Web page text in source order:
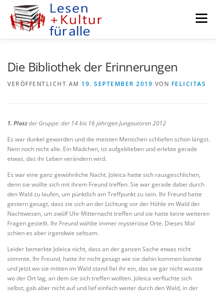
Inhalt
springen
Menü
Die Bibliothek der Erinnerungen
VERÖFFENTLICHT AM 19. SEPTEMBER 2019 VON FELICITAS
1. Platzder Gruppe: der 14 bis 16 jährigen Jungautoren 2012
Es war dunkel geworden und die meisten Menschen schliefen schon längst.
Nein noch nicht alle. Ein Mädchen, ist aufgeblieben und erlebte gerade
etwas, das ihr Leben verändern wird.
Es war eine ganz gewöhnliche Nacht. Joleica hatte sich rausgeschlichen,
denn sie wollte sich mit ihrem Freund treffen. Sie war gerade dabei durch
den Wald zu laufen, um pünktlich am Treffpunkt zu sein. Ihr Freund hatte
gestern gesagt, dass sie sich an der Lichtung vor der Höhle im Wald der
Nachtwesen, um zwölf Uhr Mitternacht treffen und sie hatte keine weiteren
Fragen gestellt. Ihr Freund wählte immer mysteriöse Orte. Dieses Mal
schien es aber irgendwie seltsam.
Leider bemerkte Joleica nicht, dass an der ganzen Sache etwas nicht
stimmte. Ihr Freund, hatte ihr nicht gesagt wie sie dahin kommen konnte
und jetzt wo sie mitten im Wald stand fiel ihr ein, das sie gar nicht wusste
wo der Ort lag, an dem sie sich treffen wollten. Joleica verfluchte sich
selbst, gab aber nicht auf und lief einfach weiter durch den Wald, in der